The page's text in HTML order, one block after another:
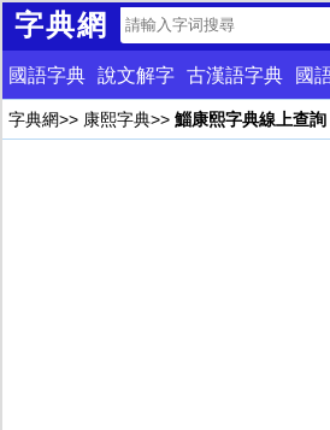
字典網
國語字典 說文解字 古漢語字典 國
字典網>> 康熙字典>> 鯔康熙字典線上查詢